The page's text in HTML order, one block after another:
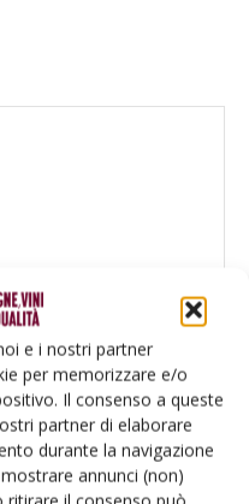
e i nostri partner
per memorizzare e/o
Il consenso a queste
partner di elaborare
durante la navigazione
annunci (non)